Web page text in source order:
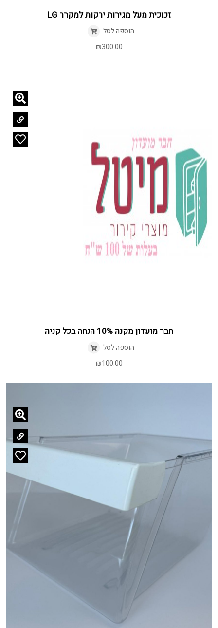
זכוכית מעל מגירות ירקות למקרר LG
הוספה לסל
₪300.00
חבר מועדון מקנה 10% הנחה בכל קניה
הוספה לסל
₪100.00